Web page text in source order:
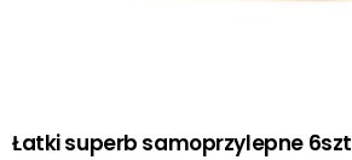
Łatki superb samoprzylepne 6szt